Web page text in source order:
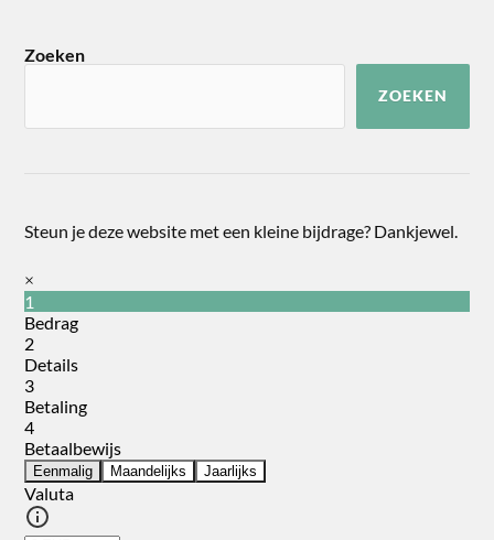
Zoeken
ZOEKEN
Steun je deze website met een kleine bijdrage? Dankjewel.